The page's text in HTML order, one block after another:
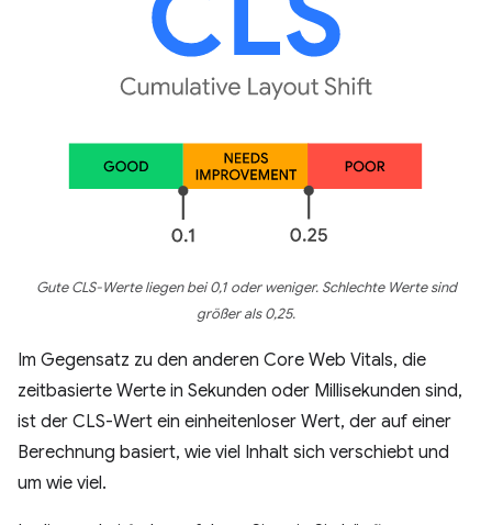
Gute CLS-Werte liegen bei 0,1 oder weniger. Schlechte Werte sind
größer als 0,25.
Im Gegensatz zu den anderen Core Web Vitals, die
zeitbasierte Werte in Sekunden oder Millisekunden sind,
ist der CLS-Wert ein einheitenloser Wert, der auf einer
Berechnung basiert, wie viel Inhalt sich verschiebt und
um wie viel.